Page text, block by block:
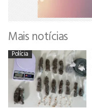
Mais notícias
Polícia